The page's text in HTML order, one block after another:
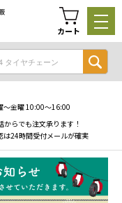
カート
〜金曜 10:00〜16:00
からでも注文承ります！
は24時間受付メールが確実